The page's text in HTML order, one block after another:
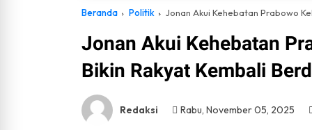
Beranda Politik Jonan Akui Kehebatan Prabowo
Jonan Akui Kehebatan
Bikin Rakyat Kembali
Redaksi Rabu, November 05, 2025